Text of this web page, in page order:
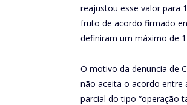
reajustou esse valor para
fruto de acordo firmado
definiram um máximo de
O motivo da denuncia de
não aceita o acordo entre
parcial do tipo “operação